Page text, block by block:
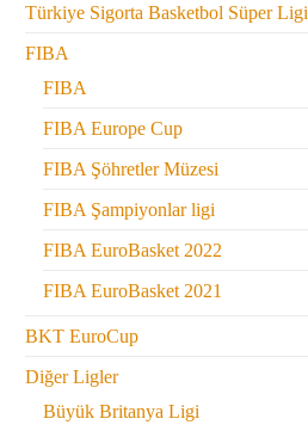
Türkiye Sigorta Basketbol Süper Ligi
FIBA
FIBA
FIBA Europe Cup
FIBA Şöhretler Müzesi
FIBA Şampiyonlar ligi
FIBA EuroBasket 2022
FIBA EuroBasket 2021
BKT EuroCup
Diğer Ligler
Büyük Britanya Ligi